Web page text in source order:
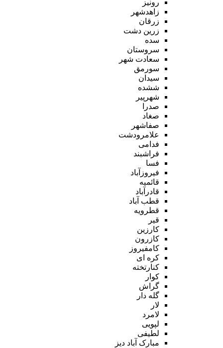
رونیز
زاهدشهر
زرقان
زرین دشت
سده
سروستان
سعادت شهر
سورمق
سیدان
ششده
شهرپیر
صدرا
صغاد
صفاشهر
علامرودشت
فدامی
فراشبند
فسا
فیروزآباد
قائمیه
قادرآباد
قطب آباد
قطرویه
قیر
کارزین
کازرون
کامفیروز
کره ای
کنارتخته
کوار
گراش
گله دار
لار
لامرد
لپویی
لطیفی
مبارک آباد دیز